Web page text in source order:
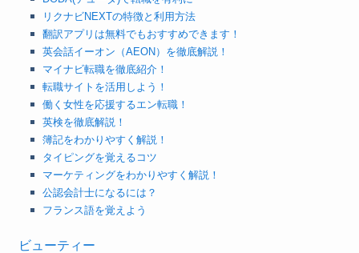
リクナビNEXTの特徴と利用方法
翻訳アプリは無料でもおすすめできます！
英会話イーオン（AEON）を徹底解説！
マイナビ転職を徹底紹介！
転職サイトを活用しよう！
働く女性を応援するエン転職！
英検を徹底解説！
簿記をわかりやすく解説！
タイピングを覚えるコツ
マーケティングをわかりやすく解説！
公認会計士になるには？
フランス語を覚えよう
ビューティー